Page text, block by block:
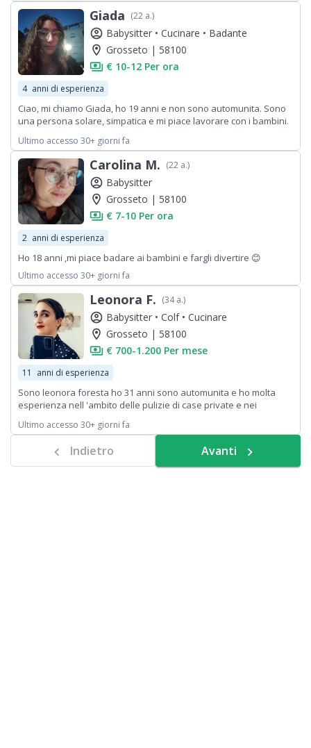
Giada (22 a.)
account_circle Babysitter • Cucinare • Badante
location_on Grosseto | 58100
payments € 10-12 Per ora
4 anni di esperienza
Ciao, mi chiamo Giada, ho 19 anni e non sono automunita. Sono
una persona solare, simpatica e mi piace lavorare con i bambini.
siete interessati non esitate a contattarmi.
Ultimo accesso 30+ giorni fa
Carolina M. (22 a.)
account_circle Babysitter
location_on Grosseto | 58100
payments € 7-10 Per ora
2 anni di esperienza
Ho 18 anni ,mi piace badare ai bambini e fargli divertire 😊
Ultimo accesso 30+ giorni fa
Leonora F. (34 a.)
account_circle Babysitter • Colf • Cucinare
location_on Grosseto | 58100
payments € 700-1.200 Per mese
11 anni di esperienza
Sono leonora foresta ho 31 anni sono automunita e ho molta
esperienza nell 'ambito delle pulizie di case private e nei
anche baby sitter ho lavorato in un super mercato come
Ultimo accesso 30+ giorni fa
chevron_left Indietro Avanti navigate_next